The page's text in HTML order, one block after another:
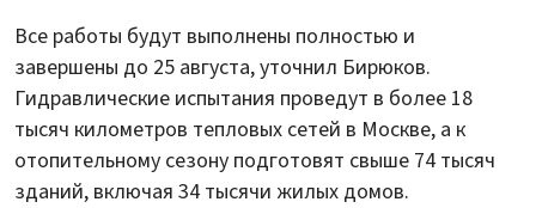
Все работы будут выполнены полностью и
завершены до 25 августа, уточнил Бирюков.
Гидравлические испытания проведут в более 18
тысяч километров тепловых сетей в Москве, а к
отопительному сезону подготовят свыше 74 тысяч
зданий, включая 34 тысячи жилых домов.